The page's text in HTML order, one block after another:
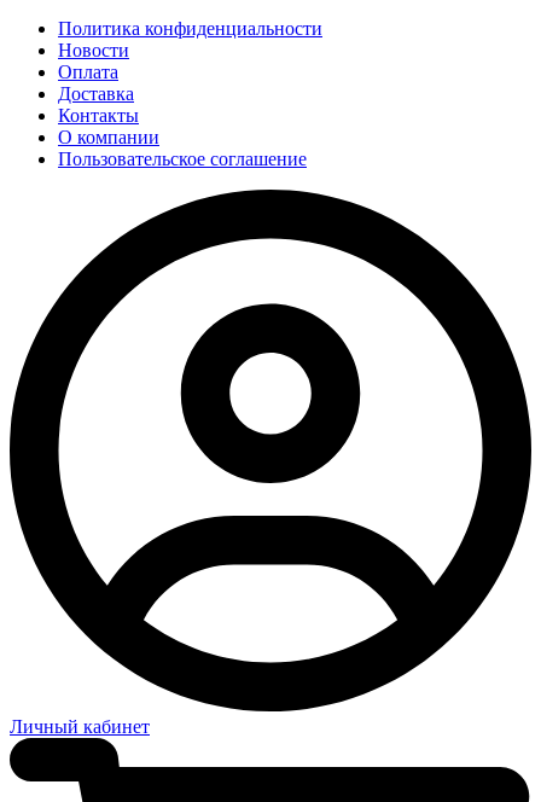
Политика конфиденциальности
Новости
Оплата
Доставка
Контакты
О компании
Пользовательское соглашение
Личный кабинет